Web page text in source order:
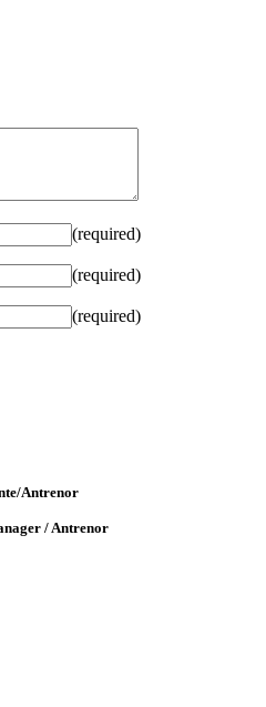
(required)
(required)
(required)
Antrenor
/ Antrenor